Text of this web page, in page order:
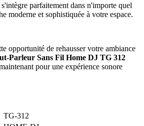
s'intègre parfaitement dans n'importe quel
moderne et sophistiquée à votre espace.
opportunité de rehausser votre ambiance
Parleur Sans Fil Home DJ TG 312
pour une expérience sonore
TG-312